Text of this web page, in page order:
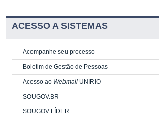
ACESSO A SISTEMAS
Acompanhe seu processo
Boletim de Gestão de Pessoas
Acesso ao Webmail UNIRIO
SOUGOV.BR
SOUGOV LÍDER